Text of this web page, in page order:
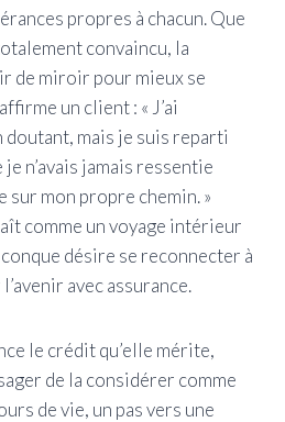
propres à chacun. Que
convaincu, la
de miroir pour mieux se
un client : « J’ai
doutant, mais je suis reparti
n’avais jamais ressentie
sur mon propre chemin. »
comme un voyage intérieur
désire se reconnecter à
avec assurance.
le crédit qu’elle mérite,
de la considérer comme
de vie, un pas vers une